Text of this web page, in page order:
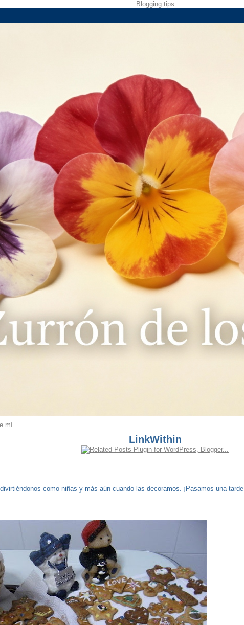
Blogging tips
mí
LinkWithin
como niñas y más aún cuando las decoramos. ¡Pasamos una tarde